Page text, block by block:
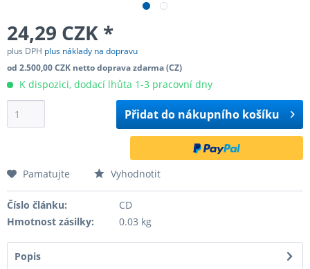
24,29 CZK *
plus DPH plus náklady na dopravu
od 2.500,00 CZK netto doprava zdarma (CZ)
K dispozici, dodací lhůta 1-3 pracovní dny
Přidat do nákupního košíku
Pamatujte Vyhodnotit
Číslo článku:
CD
Hmotnost zásilky:
0.03 kg
Popis